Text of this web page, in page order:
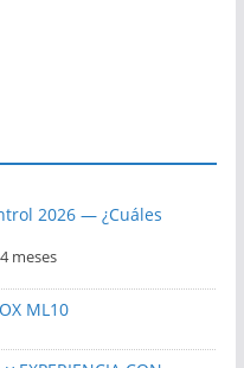
2026 — ¿Cuáles
meses
ML10